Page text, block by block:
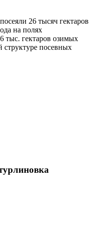
26 тысяч гектаров
на полях
тыс. гектаров озимых
структуре посевных